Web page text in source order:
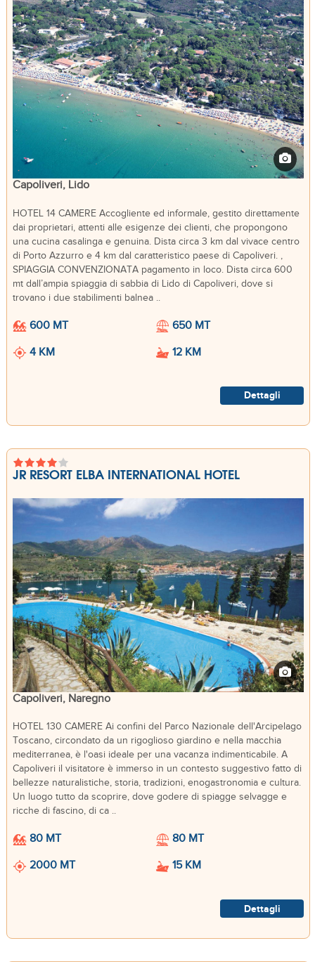
Capoliveri, Lido
HOTEL 14 CAMERE Accogliente ed informale, gestito direttamente
dai proprietari, attenti alle esigenze dei clienti, che propongono
una cucina casalinga e genuina. Dista circa 3 km dal vivace centro
di Porto Azzurro e 4 km dal caratteristico paese di Capoliveri. ,
SPIAGGIA CONVENZIONATA pagamento in loco. Dista circa 600
mt dall’ampia spiaggia di sabbia di Lido di Capoliveri, dove si
trovano i due stabilimenti balnea ..
600 MT
650 MT
4 KM
12 KM
Dettagli
JR RESORT ELBA INTERNATIONAL HOTEL
Capoliveri, Naregno
HOTEL 130 CAMERE Ai confini del Parco Nazionale dell'Arcipelago
Toscano, circondato da un rigoglioso giardino e nella macchia
mediterranea, è l'oasi ideale per una vacanza indimenticabile. A
Capoliveri il visitatore è immerso in un contesto suggestivo fatto di
bellezze naturalistiche, storia, tradizioni, enogastronomia e cultura.
Un luogo tutto da scoprire, dove godere di spiagge selvagge e
ricche di fascino, di ca ..
80 MT
80 MT
2000 MT
15 KM
Dettagli